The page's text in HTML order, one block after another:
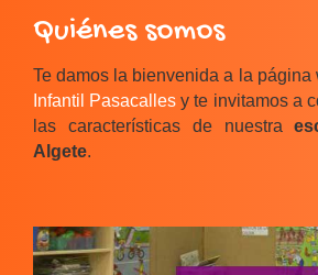
Quiénes somos
Te damos la bienvenida a la página
Infantil Pasacalles y te invitamos a
las características de nuestra
Algete.